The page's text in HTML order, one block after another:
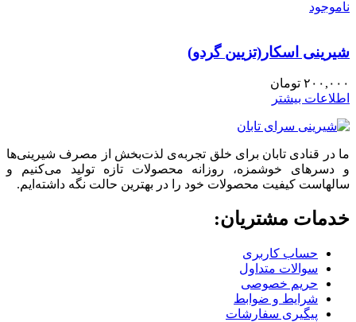
ناموجود
شیرینی اسکار(تزیین گردو)
۲۰۰,۰۰۰ تومان
اطلاعات بیشتر
ما در قنادی تابان برای خلق تجربه‌ی لذت‌بخش از مصرف شیرینی‌ها
و دسرهای خوشمزه، روزانه محصولات تازه تولید می‌کنیم و
سالهاست کیفیت محصولات خود را در بهترین حالت نگه داشته‌ایم.
خدمات مشتریان:
حساب کاربری
سوالات متداول
حریم خصوصی
شرایط و ضوابط
پیگیری سفارشات